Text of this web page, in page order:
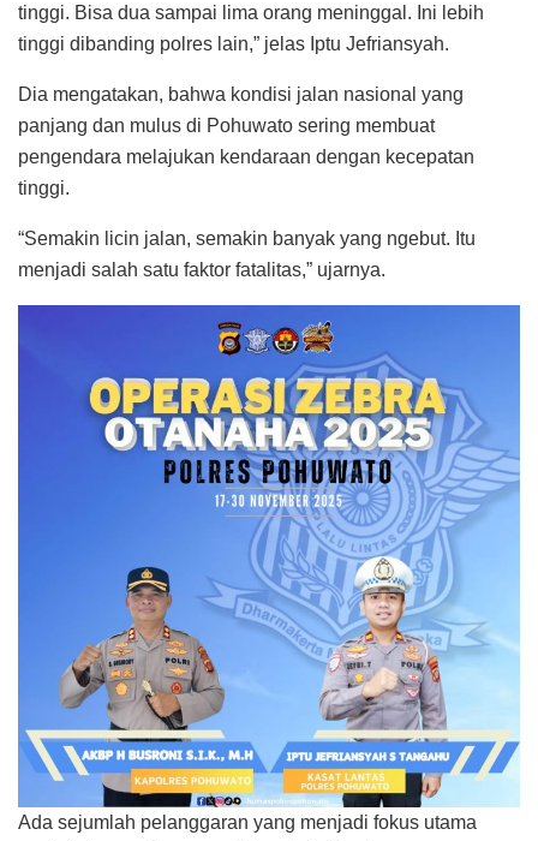
tinggi. Bisa dua sampai lima orang meninggal. Ini lebih
tinggi dibanding polres lain,” jelas Iptu Jefriansyah.
Dia mengatakan, bahwa kondisi jalan nasional yang
panjang dan mulus di Pohuwato sering membuat
pengendara melajukan kendaraan dengan kecepatan
tinggi.
“Semakin licin jalan, semakin banyak yang ngebut. Itu
menjadi salah satu faktor fatalitas,” ujarnya.
Ada sejumlah pelanggaran yang menjadi fokus utama